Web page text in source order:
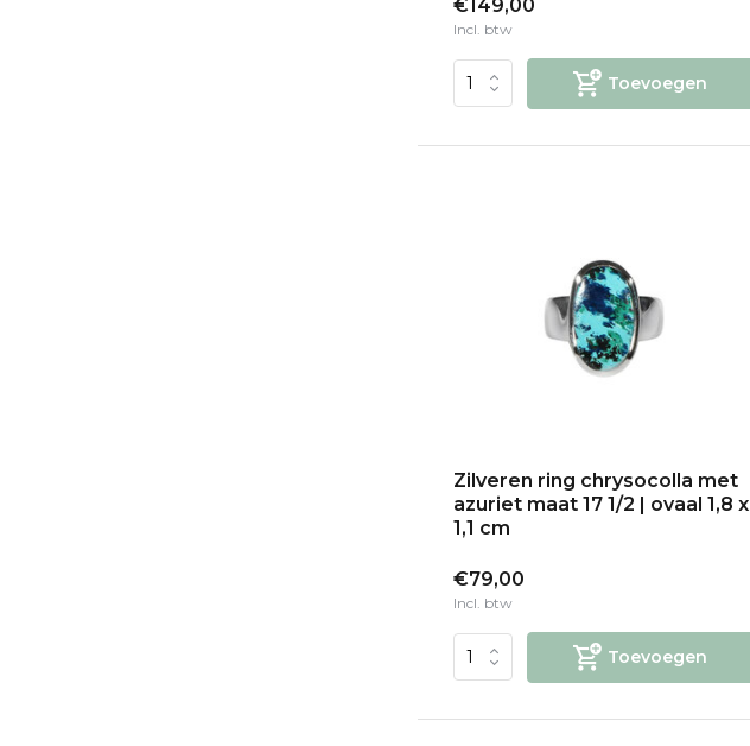
€149,00
Incl. btw
Toevoegen
Zilveren ring chrysocolla met
azuriet maat 17 1/2 | ovaal 1,8 x
1,1 cm
€79,00
Incl. btw
Toevoegen